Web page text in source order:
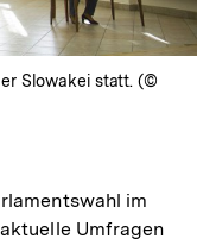
Slowakei statt. (©
im
Umfragen